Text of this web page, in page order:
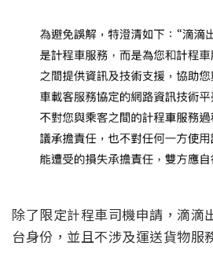
除了限定計程車司機申請，滴滴
台身份，並且不涉及運送貨物服